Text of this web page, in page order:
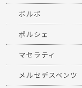
ボルボ
ポルシェ
マセラティ
メルセデスベンツ